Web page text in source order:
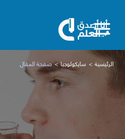
الرئيسية سايكولوجيا صفحة المقال